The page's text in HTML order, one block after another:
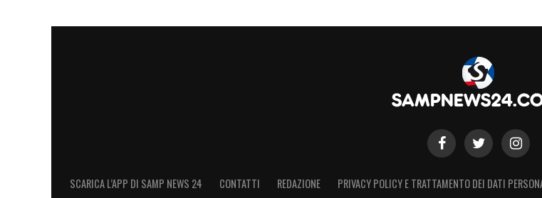
SCARICA L’APP DI SAMP NEWS 24 CONTATTI REDAZIONE PRIVACY POLICY E TRATTAMENTO DEI DATI